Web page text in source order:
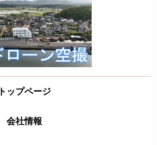
トップページ
会社情報